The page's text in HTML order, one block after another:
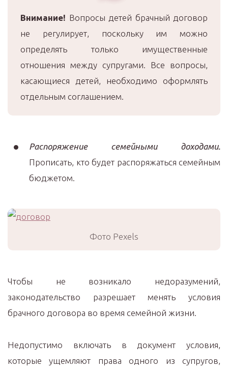
Внимание! Вопросы детей брачный договор
не регулирует, поскольку им можно
определять только имущественные
отношения между супругами. Все вопросы,
касающиеся детей, необходимо оформлять
отдельным соглашением.
Распоряжение семейными доходами.
Прописать, кто будет распоряжаться семейным
бюджетом.
Фото Pexels
Чтобы не возникало недоразумений,
законодательство разрешает менять условия
брачного договора во время семейной жизни.
Недопустимо включать в документ условия,
которые ущемляют права одного из супругов,